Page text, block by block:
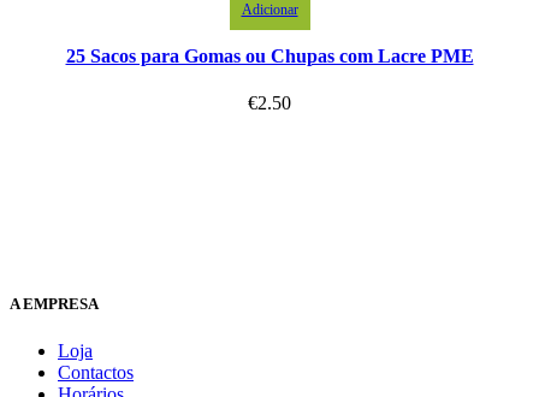
Adicionar
25 Sacos para Gomas ou Chupas com Lacre PME
€2.50
A EMPRESA
Loja
Contactos